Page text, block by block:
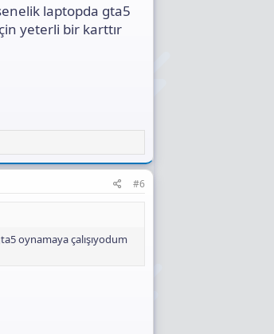
laptopda gta5
yeterli bir karttır
#6
oynamaya çalışıyodum